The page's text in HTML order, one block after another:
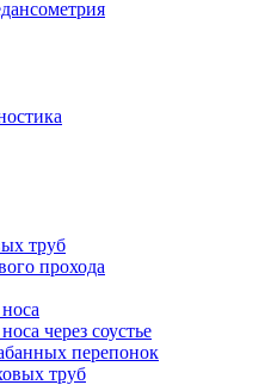
труб
прохода
через соустье
перепонок
труб